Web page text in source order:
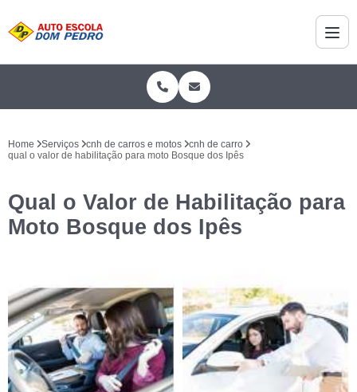
Home Serviços cnh de carros e motos
cnh de carro
qual o valor de habilitação para moto Bosque dos Ipês
Qual o Valor de Habilitação para
Moto Bosque dos Ipês